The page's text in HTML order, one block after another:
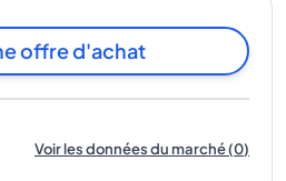
offre d'achat
Voir les données du marché(0)